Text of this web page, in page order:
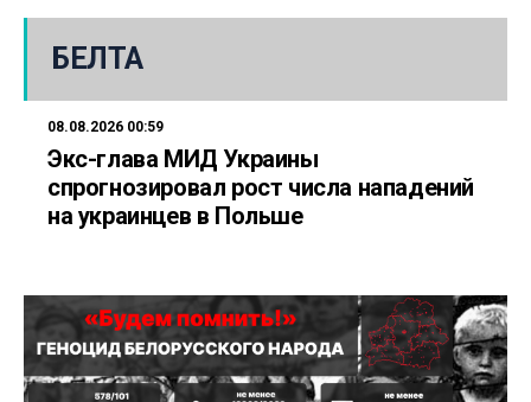
БЕЛТА
08.08.2026 00:59
Экс-глава МИД Украины
спрогнозировал рост числа нападений
на украинцев в Польше